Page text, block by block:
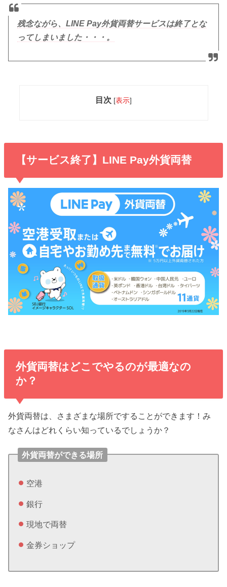
残念ながら、LINE Pay外貨両替サービスは終了とな
ってしまいました・・・。
目次 [表示]
【サービス終了】LINE Pay外貨両替
外貨両替はどこでやるのが最適なの
か？
外貨両替は、さまざまな場所ですることができます！み
なさんはどれくらい知っているでしょうか？
外貨両替ができる場所
空港
銀行
現地で両替
金券ショップ